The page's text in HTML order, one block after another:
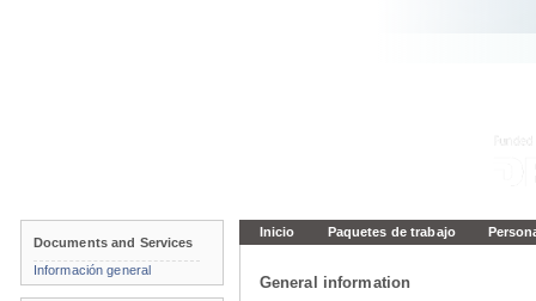
Inicio Paquetes de trabajo
General information
Documents and Services
Información general